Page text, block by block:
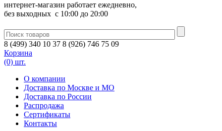
интернет-магазин работает ежедневно,
без выходных c 10:00 до 20:00
8 (499) 340 10 37 8 (926) 746 75 09
Корзина
(0) шт.
О компании
Доставка по Москве и МО
Доставка по России
Распродажа
Сертификаты
Контакты